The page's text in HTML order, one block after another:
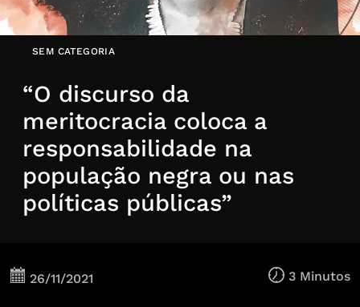
SEM CATEGORIA
“O discurso da
meritocracia coloca a
responsabilidade na
população negra ou nas
políticas públicas”
26/11/2021 3 Minutos